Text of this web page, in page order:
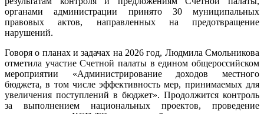
органами администрации принято 30 муниципальных
правовых актов, направленных на предотвращение
нарушений.
Говоря о планах и задачах на 2026 год, Людмила Смольникова
отметила участие Счетной палаты в едином общероссийском
мероприятии «Администрирование доходов местного
бюджета, в том числе эффективность мер, принимаемых для
увеличения поступлений в бюджет». Продолжится контроль
за выполнением национальных проектов, проведение